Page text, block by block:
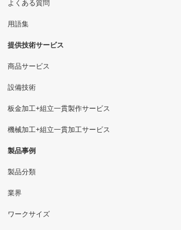
よくある質問
用語集
提供技術サービス
商品サービス
設備技術
板金加工+組立一貫製作サービス
機械加工+組立一貫加工サービス
製品事例
製品分類
業界
ワークサイズ